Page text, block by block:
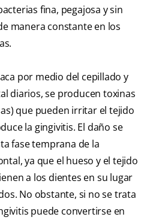
fina, pegajosa y sin
manera constante en los
por medio del cepillado y
diarios, se producen toxinas
que pueden irritar el tejido
la gingivitis. El daño se
fase temprana de la
ya que el hueso y el tejido
a los dientes en su lugar
No obstante, si no se trata
puede convertirse en